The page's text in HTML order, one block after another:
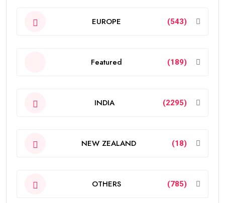
EUROPE (543)
Featured (189)
INDIA (2295)
NEW ZEALAND (18)
OTHERS (785)